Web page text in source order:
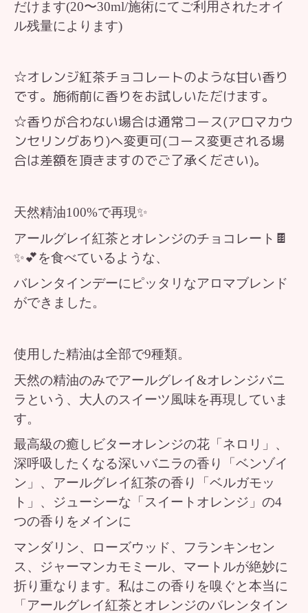
だけます(20〜30ml/施術にてご利用されたオイ
ル残量によります)
☆オレンジ紅茶チョコレートのような甘い香り
です。施術前に香りをお試しいただけます。
☆香りが合わない場合は通常コース(アロマカウ
ンセリングあり)へ変更可(コース変更される場
合は差額を頂きますのでご了承ください)。
天然精油100%で再現✨
アールグレイ紅茶とオレンジのチョコレート🍫
✨💕を食べているような、
バレンタインデーにピッタリなアロマブレンド
ができました。
使用した精油は全部で9種類。
天然の精油のみでアールグレイ&オレンジバニ
ラという、大人のスイーツ風味を再現していま
す。
最高級の癒しビターオレンジの花「ネロリ」、
深呼吸したくなる深いバニラの香り「ベンゾイ
ン」、アールグレイ紅茶の香り「ベルガモッ
ト」、ジューシーな「スイートオレンジ」の4
つの香りをメインに
マンダリン、ローズウッド、フランキンセン
ス、ジャーマンカモミール、マートルが絶妙に
折り重なります。私はこの香りを嗅ぐと本当に
「アールグレイ紅茶とオレンジのバレンタイン